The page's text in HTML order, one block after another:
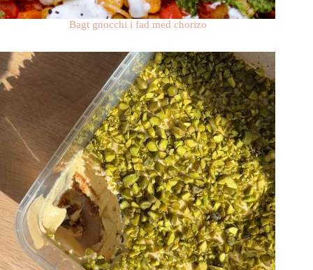
Bagt gnocchi i fad med chorizo